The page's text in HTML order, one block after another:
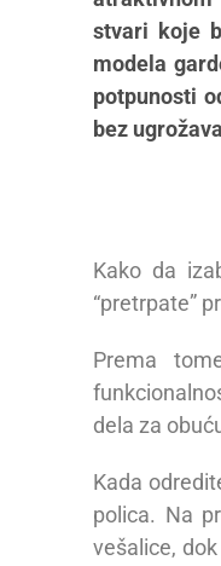
stvari koje
modela
potpunosti
bez
Kako da
“pretrpate”
Prema
dela za
Kada
polica. Na
vešalice,